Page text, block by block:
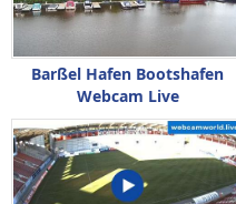
Barßel Hafen Bootshafen
Webcam Live